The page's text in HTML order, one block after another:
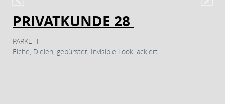
PRIVATKUNDE 28
PARKETT
Eiche, Dielen, gebürstet, Invisible Look lackiert